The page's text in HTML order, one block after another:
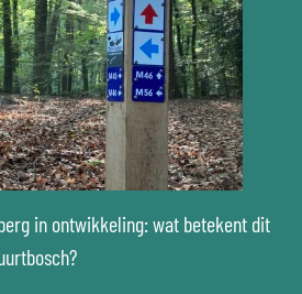
in ontwikkeling: wat betekent dit